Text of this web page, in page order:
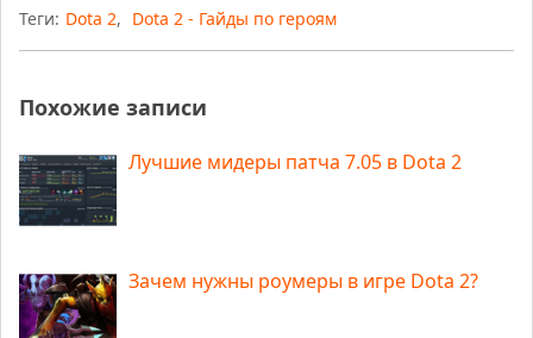
Теги: Dota 2, Dota 2 - Гайды по героям
Похожие записи
Лучшие мидеры патча 7.05 в Dota 2
Зачем нужны роумеры в игре Dota 2?